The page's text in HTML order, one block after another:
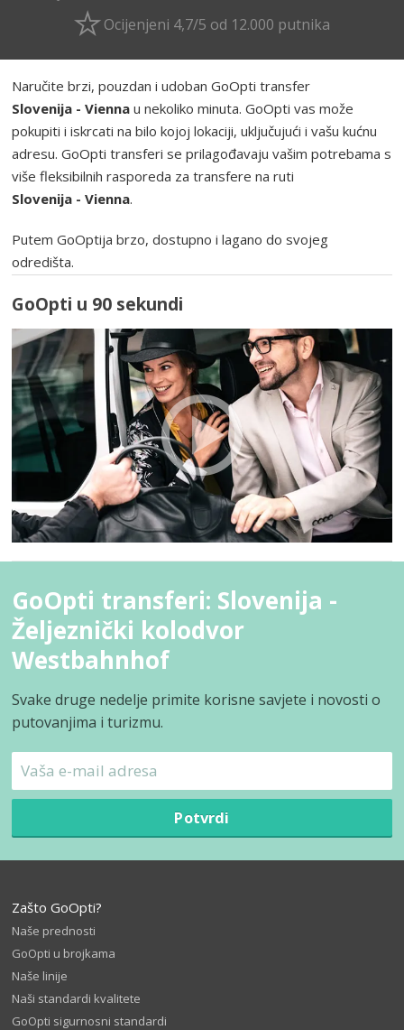
Ocijenjeni 4,7/5 od 12.000 putnika
Naručite brzi, pouzdan i udoban GoOpti transfer
Slovenija - Vienna u nekoliko minuta. GoOpti vas može
pokupiti i iskrcati na bilo kojoj lokaciji, uključujući i vašu kućnu
adresu. GoOpti transferi se prilagođavaju vašim potrebama s
više fleksibilnih rasporeda za transfere na ruti
Slovenija - Vienna.
Putem GoOptija brzo, dostupno i lagano do svojeg
odredišta.
GoOpti u 90 sekundi
GoOpti transferi: Slovenija -
Željeznički kolodvor
Westbahnhof
Svake druge nedelje primite korisne savjete i novosti o
putovanjima i turizmu.
Potvrdi
Zašto GoOpti?
Naše prednosti
GoOpti u brojkama
Naše linije
Naši standardi kvalitete
GoOpti sigurnosni standardi